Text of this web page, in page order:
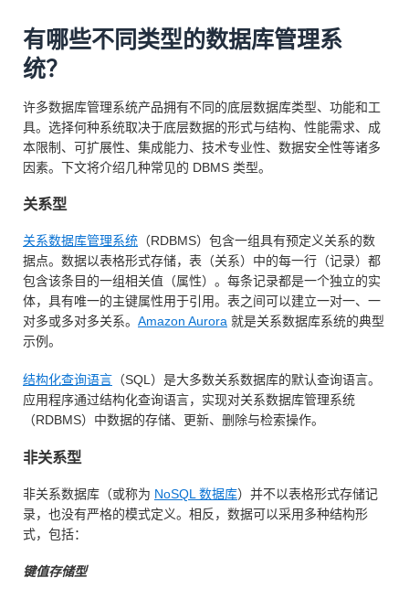
有哪些不同类型的数据库管理系
统？
许多数据库管理系统产品拥有不同的底层数据库类型、功能和工
具。选择何种系统取决于底层数据的形式与结构、性能需求、成
本限制、可扩展性、集成能力、技术专业性、数据安全性等诸多
因素。下文将介绍几种常见的 DBMS 类型。
关系型
关系数据库管理系统 （RDBMS）包含一组具有预定义关系的数
据点。数据以表格形式存储，表（关系）中的每一行（记录）都
包含该条目的一组相关值（属性）。每条记录都是一个独立的实
体，具有唯一的主键属性用于引用。表之间可以建立一对一、一
对多或多对多关系。 Amazon Aurora 就是关系数据库系统的典型
示例。
结构化查询语言 （SQL）是大多数关系数据库的默认查询语言。
应用程序通过结构化查询语言，实现对关系数据库管理系统
（RDBMS）中数据的存储、更新、删除与检索操作。
非关系型
非关系数据库（或称为 NoSQL 数据库）并不以表格形式存储记
录，也没有严格的模式定义。相反，数据可以采用多种结构形
式，包括：
键值存储型